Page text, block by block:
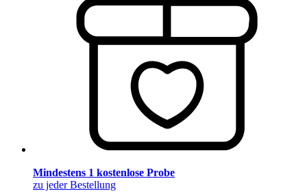
Mindestens 1 kostenlose Probe
zu jeder Bestellung